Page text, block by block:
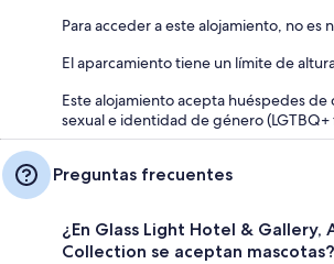
Para acceder a este alojamiento, no es
El aparcamiento tiene un límite de
Este alojamiento acepta huéspedes
sexual e identidad de género
Preguntas frecuentes
¿En Glass Light Hotel & Gallery,
Collection se aceptan mascotas?